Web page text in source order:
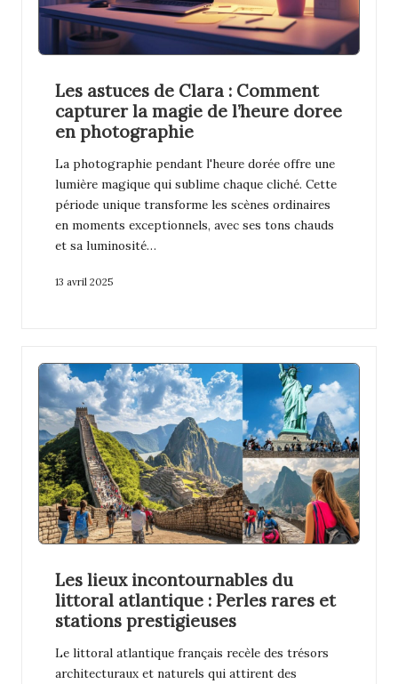
Les astuces de Clara : Comment
capturer la magie de l’heure doree
en photographie
La photographie pendant l'heure dorée offre une
lumière magique qui sublime chaque cliché. Cette
période unique transforme les scènes ordinaires
en moments exceptionnels, avec ses tons chauds
et sa luminosité…
13 avril 2025
Les lieux incontournables du
littoral atlantique : Perles rares et
stations prestigieuses
Le littoral atlantique français recèle des trésors
architecturaux et naturels qui attirent des